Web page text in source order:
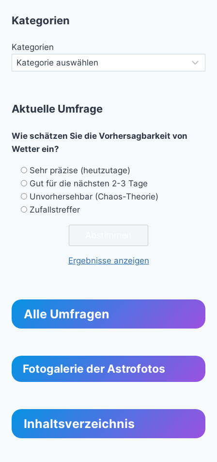
Kategorien
Kategorien
Aktuelle Umfrage
Wie schätzen Sie die Vorhersagbarkeit von
Wetter ein?
Sehr präzise (heutzutage)
Gut für die nächsten 2-3 Tage
Unvorhersehbar (Chaos-Theorie)
Zufallstreffer
Ergebnisse anzeigen
Alle Umfragen
Fotogalerie der Astrofotos
Inhaltsverzeichnis